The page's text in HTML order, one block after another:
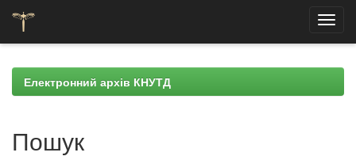
navigationЕлектронний архів КНУТД
Пошук